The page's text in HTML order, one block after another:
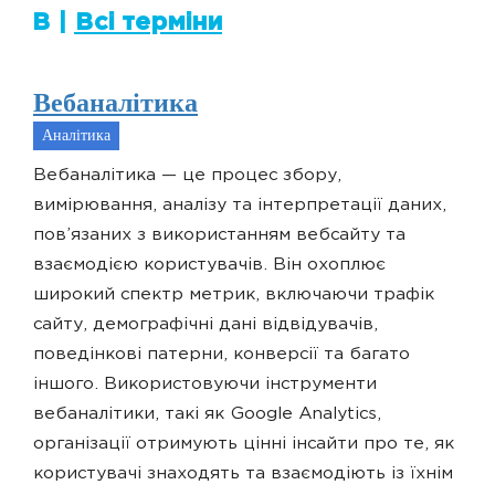
В | Всі терміни
Вебаналітика
Аналітика
Вебаналітика — це процес збору,
вимірювання, аналізу та інтерпретації даних,
пов’язаних з використанням вебсайту та
взаємодією користувачів. Він охоплює
широкий спектр метрик, включаючи трафік
сайту, демографічні дані відвідувачів,
поведінкові патерни, конверсії та багато
іншого. Використовуючи інструменти
вебаналітики, такі як Google Analytics,
організації отримують цінні інсайти про те, як
користувачі знаходять та взаємодіють із їхнім